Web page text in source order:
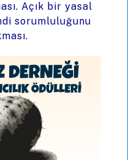
Açık bir yasal
sorumluluğunu